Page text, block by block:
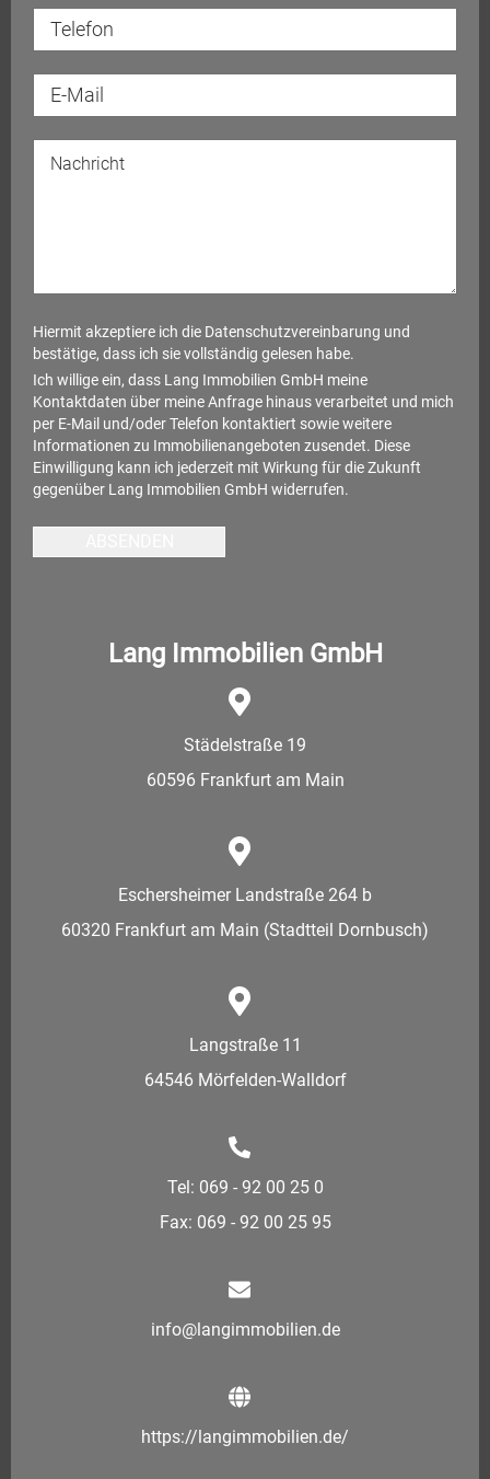
Hiermit akzeptiere ich die Datenschutzvereinbarung und
bestätige, dass ich sie vollständig gelesen habe.
Ich willige ein, dass Lang Immobilien GmbH meine
Kontaktdaten über meine Anfrage hinaus verarbeitet und mich
per E-Mail und/oder Telefon kontaktiert sowie weitere
Informationen zu Immobilienangeboten zusendet. Diese
Einwilligung kann ich jederzeit mit Wirkung für die Zukunft
gegenüber Lang Immobilien GmbH widerrufen.
Lang Immobilien GmbH
Städelstraße 19
60596 Frankfurt am Main
Eschersheimer Landstraße 264 b
60320 Frankfurt am Main (Stadtteil Dornbusch)
Langstraße 11
64546 Mörfelden-Walldorf
Tel: 069 - 92 00 25 0
Fax: 069 - 92 00 25 95
info@langimmobilien.de
https://langimmobilien.de/